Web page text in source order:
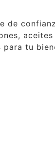
de
para tu